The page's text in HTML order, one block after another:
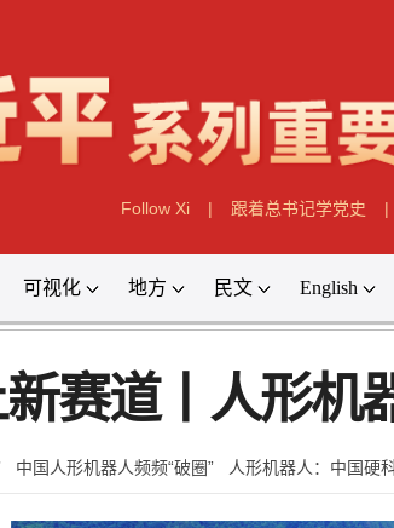
Follow Xi | 跟着总书记学党史 |
可视化 地方 民文 English
赛道丨人形机
中国人形机器人频频“破圈” 人形机器人：中国硬